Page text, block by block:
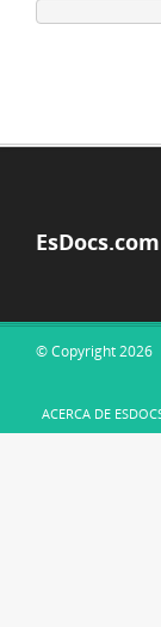
EsDocs.com
© Copyright 2026
ACERCA DE